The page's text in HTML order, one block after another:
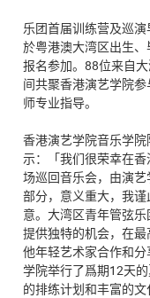
乐团首届训练营及巡演
於粤港澳大湾区出生
报名参加。88位来自
间共聚香港演艺学院
师专业指导。
香港演艺学院音乐学
示：「我们很荣幸在
场巡回音乐会，由演
部分，意义重大，我
意。大湾区青年管弦
提供独特的机会，在
他年轻艺术家合作和
学院举行了爲期12天
的排练计划和丰富的文